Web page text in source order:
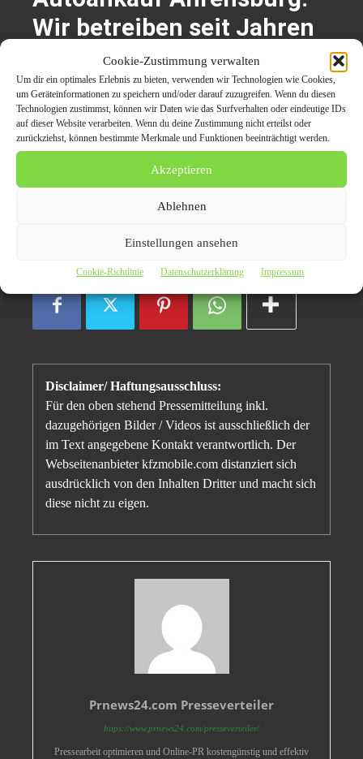
Cookie-Zustimmung verwalten
Um dir ein optimales Erlebnis zu bieten, verwenden wir Technologien wie Cookies,
um Geräteinformationen zu speichern und/oder darauf zuzugreifen. Wenn du diesen
Technologien zustimmst, können wir Daten wie das Surfverhalten oder eindeutige IDs
auf dieser Website verarbeiten. Wenn du deine Zustimmung nicht erteilst oder
zurückziehst, können bestimmte Merkmale und Funktionen beeinträchtigt werden.
Akzeptieren
Ablehnen
Einstellungen ansehen
Cookie-Richtlinie Datenschutzerklärung Impressum
Wir betreiben seit Jahren
Autohandel und sind
ebenso Experten für
Autoexport in Ahrensburg
Autoankauf Ahrensburg
Autohäuser
Disclaimer/ Haftungsausschluss:
Für den oben stehend Pressemitteilung inkl.
dazugehörigen Bilder / Videos ist ausschließlich der
im Text angegebene Kontakt verantwortlich. Der
Webseitenanbieter kfzmobile.com distanziert sich
ausdrücklich von den Inhalten Dritter und macht sich
diese nicht zu eigen.
Prnews24.com Presseverteiler
https://www.prnews24.com/presseverteiler/
Pressearbeit optimieren und Online-PR kostengünstig und effektiv